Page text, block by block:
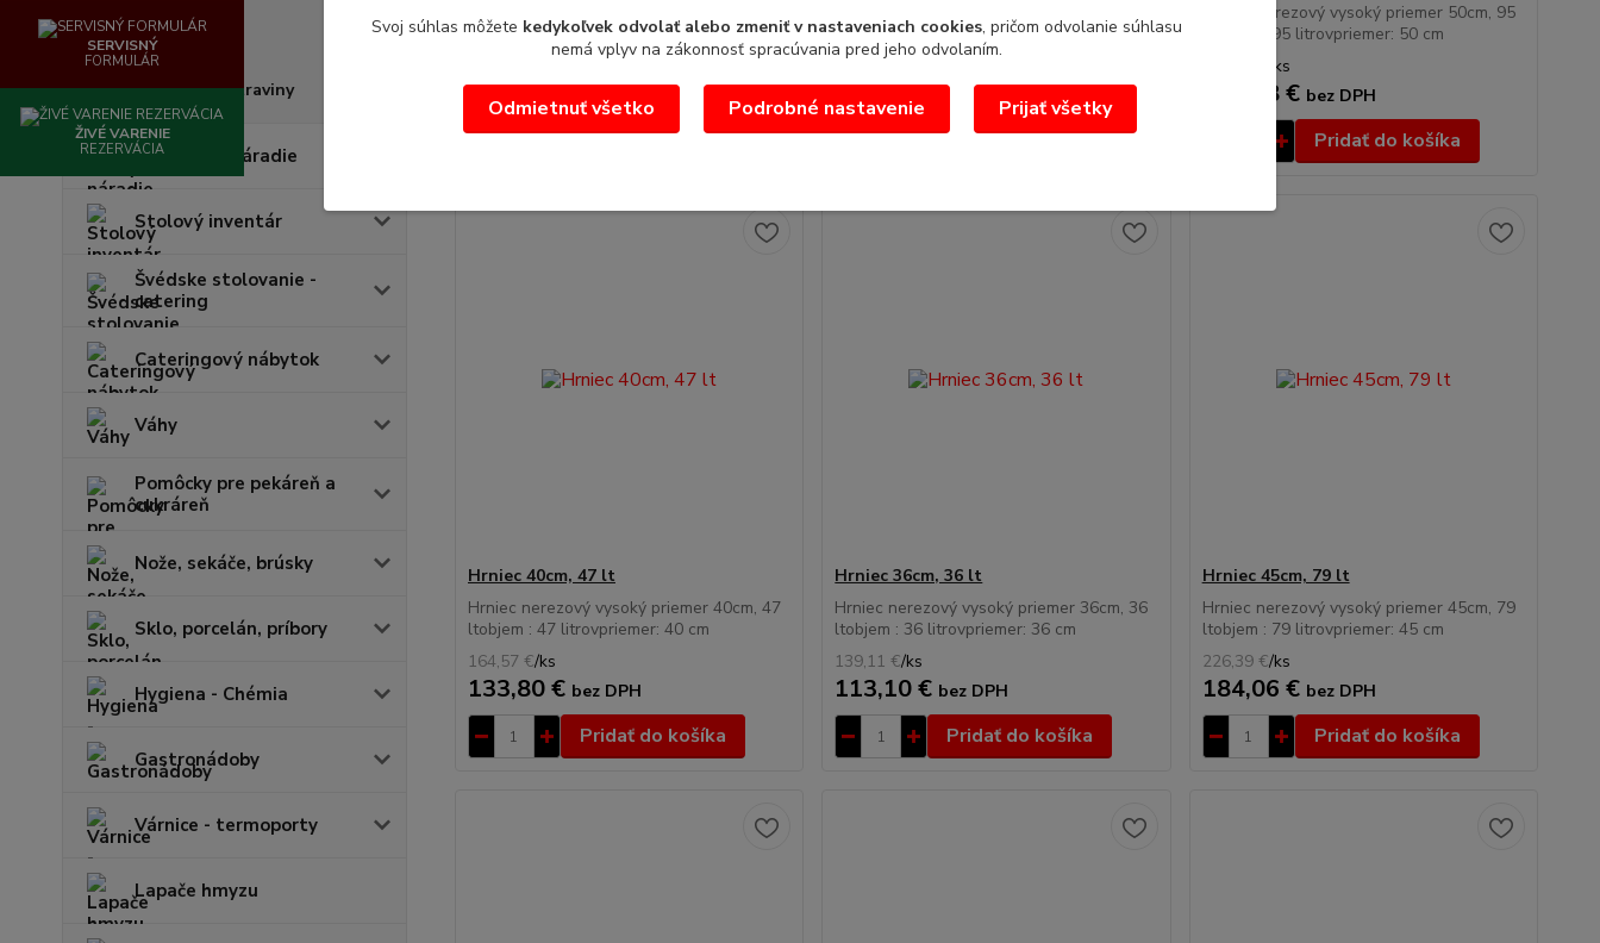
Odmerky
Boxy na potraviny
Kuchynské náradie
Stolový inventár
Švédske stolovanie -
catering
Cateringový nábytok
Váhy
Pomôcky pre pekáreň a
cukráreň
Nože, sekáče, brúsky
Sklo, porcelán, príbory
Hygiena - Chémia
Gastronádoby
Várnice - termoporty
Lapače hmyzu
ltobjem : 4 litrepriemer: 120 cmpríslušen...
21,44 € bez DPH
Pridať do košíka
2,75 ltobjem : 2,75 litrapriemer: 16 cmprís...
25,94 €
21,09 € bez DPH
Pridať do košíka
Hrniec nerezový vysoký priemer 50cm, 95
ltobjem : 95 litrovpriemer: 50 cm
ks
220,28 € bez DPH
Pridať do košíka
Hrniec 40cm, 47 lt
Hrniec nerezový vysoký priemer 40cm, 47
ltobjem : 47 litrovpriemer: 40 cm
164,57 €/ks
133,80 € bez DPH
Pridať do košíka
Hrniec 36cm, 36 lt
Hrniec nerezový vysoký priemer 36cm, 36
ltobjem : 36 litrovpriemer: 36 cm
139,11 €/ks
113,10 € bez DPH
Pridať do košíka
Hrniec 45cm, 79 lt
Hrniec nerezový vysoký priemer 45cm, 79
ltobjem : 79 litrovpriemer: 45 cm
226,39 €/ks
184,06 € bez DPH
Pridať do košíka
SERVISNÝ
FORMULÁR
ŽIVÉ VARENIE
REZERVÁCIA
Svoj súhlas môžete kedykoľvek odvolať alebo zmeniť v nastaveniach cookies, pričom odvolanie súhlasu
nemá vplyv na zákonnosť spracúvania pred jeho odvolaním.
Odmietnuť všetko Podrobné nastavenie Prijať všetky